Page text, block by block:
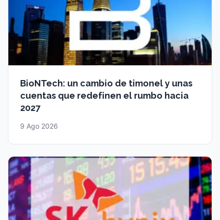
BioNTech: un cambio de timonel y unas
cuentas que redefinen el rumbo hacia
2027
9 Ago 2026